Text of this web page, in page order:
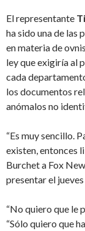
El representante
ha sido una de las
en materia de
ley que exigiría al
cada
los documentos
anómalos no
“Es muy sencillo.
existen, entonces
Burchet a Fox
presentar el
“No quiero que le
“Sólo quiero que